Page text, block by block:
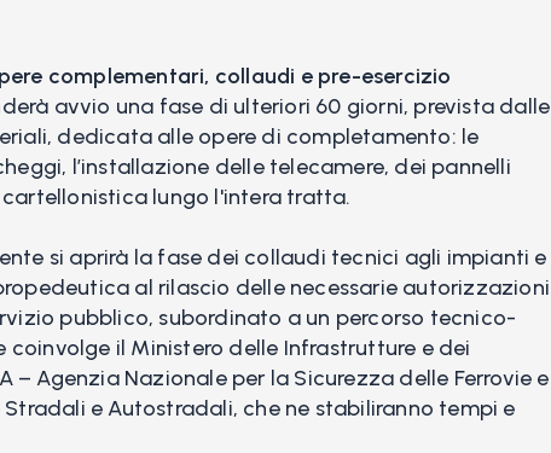
complementari, collaudi e pre-esercizio
avvio una fase di ulteriori 60 giorni, prevista dalle
dedicata alle opere di completamento: le
l’installazione delle telecamere, dei pannelli
lungo l'intera tratta.
si aprirà la fase dei collaudi tecnici agli impianti e
al rilascio delle necessarie autorizzazioni
pubblico, subordinato a un percorso tecnico-
coinvolge il Ministero delle Infrastrutture e dei
– Agenzia Nazionale per la Sicurezza delle Ferrovie e
e Autostradali, che ne stabiliranno tempi e